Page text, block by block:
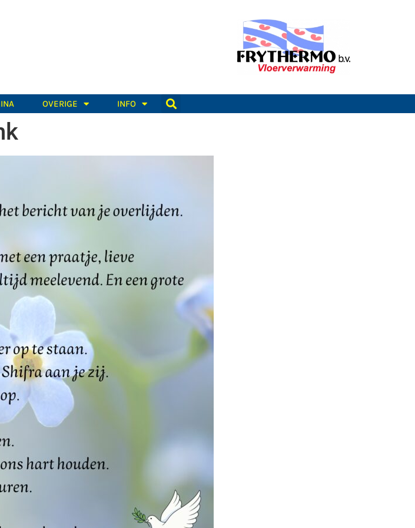
OVERIGE INFO